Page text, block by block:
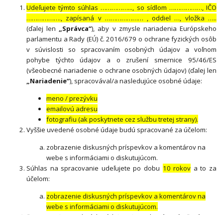
Udeľujete týmto súhlas ……………..., so sídlom ………………, IČO
………………., zapísaná v ………………… , oddiel …, vložka …..
(ďalej len „Správca“), aby v zmysle nariadenia Európskeho
parlamentu a Rady (EÚ) č. 2016/679 o ochrane fyzických osôb
v súvislosti so spracovaním osobných údajov a voľnom
pohybe týchto údajov a o zrušení smernice 95/46/ES
(všeobecné nariadenie o ochrane osobných údajov) (ďalej len
„Nariadenie“), spracovával/a nasledujúce osobné údaje:
meno / prezývku
emailovú adresu
fotografiu (ak poskytnete cez službu tretej strany).
Vyššie uvedené osobné údaje budú spracované za účelom:
zobrazenie diskusných príspevkov a komentárov na
webe s informáciami o diskutujúcom.
Súhlas na spracovanie udeľujete po dobu 10 rokov a to za
účelom:
zobrazenie diskusných príspevkov a komentárov na
webe s informáciami o diskutujúcom.